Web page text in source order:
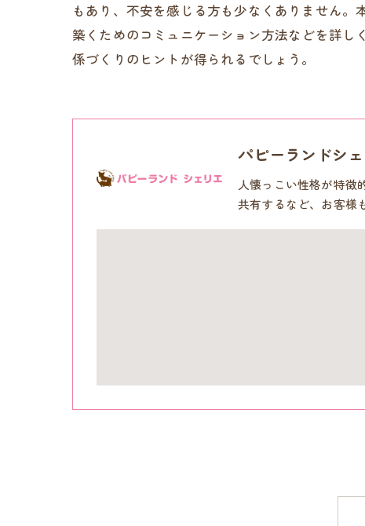
もあり、不安を感じる方も少なくありません
築くためのコミュニケーション方法などを詳
係づくりのヒントが得られるでしょう。
パピーランドシ
人懐っこい性格が特徴
共有するなど、お客様